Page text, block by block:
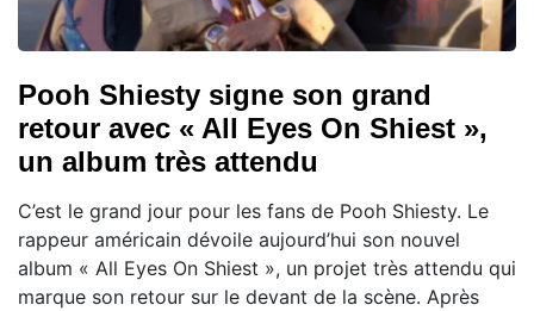
Pooh Shiesty signe son grand
retour avec « All Eyes On Shiest »,
un album très attendu
C’est le grand jour pour les fans de Pooh Shiesty. Le
rappeur américain dévoile aujourd’hui son nouvel
album « All Eyes On Shiest », un projet très attendu qui
marque son retour sur le devant de la scène. Après